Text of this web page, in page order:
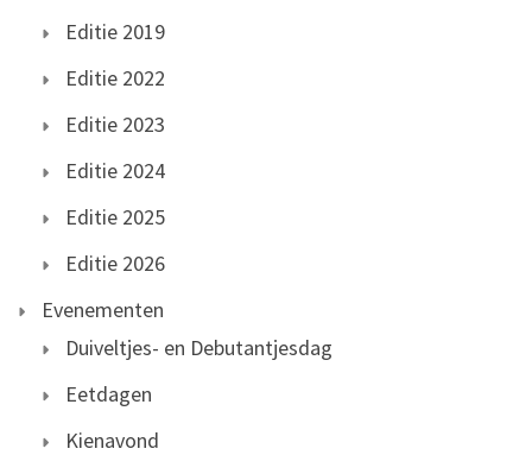
Editie 2019
Editie 2022
Editie 2023
Editie 2024
Editie 2025
Editie 2026
Evenementen
Duiveltjes- en Debutantjesdag
Eetdagen
Kienavond